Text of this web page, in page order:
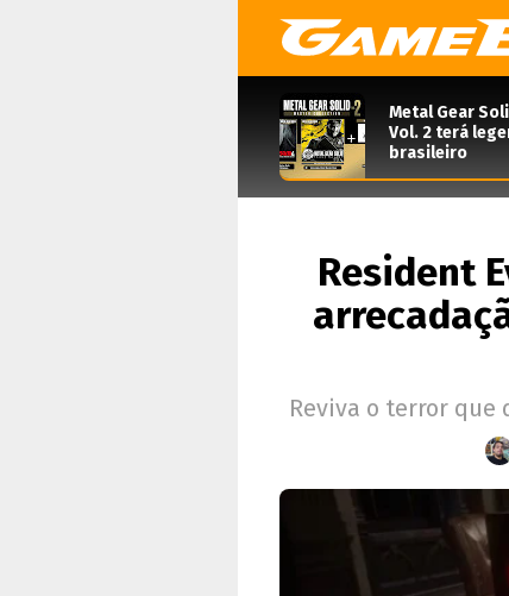
Metal Gear
Vol. 2 terá
brasileiro
Resident
Reviva o terror que